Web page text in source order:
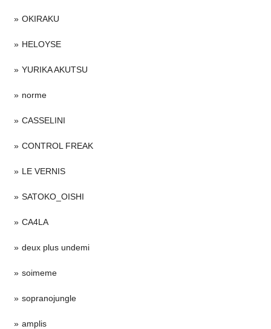
OKIRAKU
HELOYSE
YURIKA AKUTSU
norme
CASSELINI
CONTROL FREAK
LE VERNIS
SATOKO_OISHI
CA4LA
deux plus undemi
soimeme
sopranojungle
amplis